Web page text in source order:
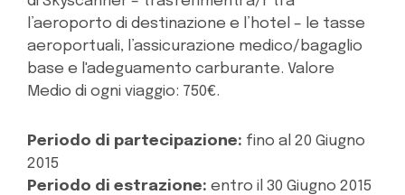
l’aeroporto di destinazione e l’hotel – le tasse
aeroportuali, l’assicurazione medico/bagaglio
base e l'adeguamento carburante. Valore
Medio di ogni viaggio: 750€.
Periodo di partecipazione: fino al 20 Giugno
2015
Periodo di estrazione: entro il 30 Giugno 2015